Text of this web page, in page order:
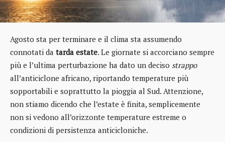
Agosto sta per terminare e il clima sta assumendo
connotati da tarda estate. Le giornate si accorciano sempre
più e l’ultima perturbazione ha dato un deciso strappo
all’anticiclone africano, riportando temperature più
sopportabili e soprattutto la pioggia al Sud. Attenzione,
non stiamo dicendo che l’estate è finita, semplicemente
non si vedono all’orizzonte temperature estreme o
condizioni di persistenza anticicloniche.